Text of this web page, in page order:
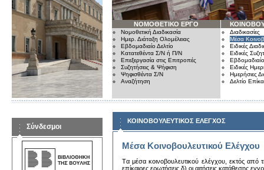
ΝΟΜΟΘΕΤΙΚΟ ΕΡΓΟ
Νομοθετική Διαδικασία
Ημερ. Διάταξη Ολομέλειας
Εβδομαδιαίο Δελτίο
Κατατεθέντα Σ/Ν ή Π/Ν
Επεξεργασία στις Επιτροπές
Συζητήσεις & Ψήφιση
Ψηφισθέντα Σ/Ν
Αναζήτηση
Διαδικασίες
Μέσα
Ειδικές
Ειδικές
Εβδομαδιαίο
Ειδικές
Ημερήσιες
Δελτίο
Σύνδεσμοι
ΚΟΙΝΟΒΟΥΛΕΥΤΙΚΟΣ ΕΛΕΓΧΟΣ
Μέσα Κοινοβουλευτικού Ελέγχου
Tα μέσα κoινoβoυλευτικoύ ελέγχoυ, εκτός από
επίκαιρες ερωτήσεις δ) oι αιτήσεις κατάθεσης